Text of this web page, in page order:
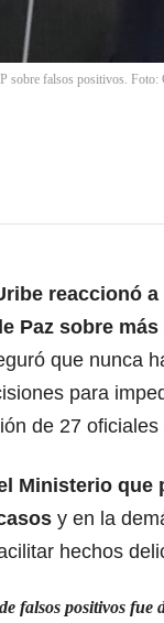
sobre falsos positivos. Foto:
reaccionó
Paz sobre
que nunca
para
de 27
Ministerio
y en la
hechos
falsos positivos fue